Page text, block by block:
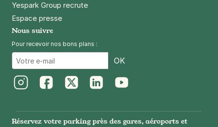
Jussieu
4 €/heure,41 €/jour,132 €/semaine
+ Abonnements disponibles
Yespark Group recrute
Espace presse
Nous suivre
Pour recevoir nos bons plans :
OK
Réservez votre parking près des gares, aéroports et